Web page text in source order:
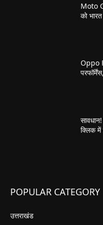
Moto
को
Oppo
क्लिक
POPULAR CATEGORY
उत्तराखंड